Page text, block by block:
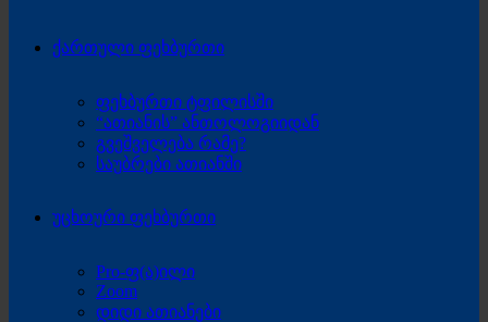
ქართული ფეხბურთი
ფეხბურთი ტფილისში
“ათიანის” ანთოლოგიიდან
გვეშველება რამე?
საუბრები ათიანში
უცხოური ფეხბურთი
Pro-ფ(ა)ილი
Zoom
დიდი ათიანები